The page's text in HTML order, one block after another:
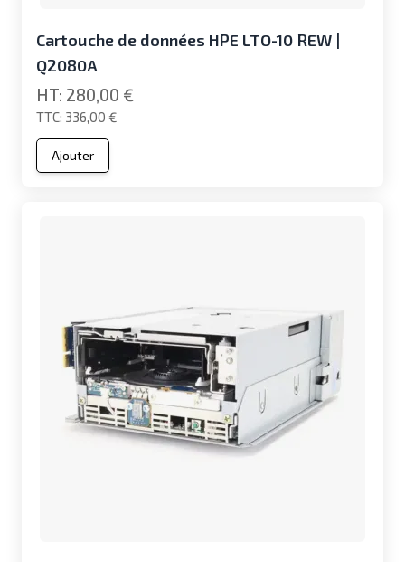
Cartouche de données HPE LTO-10 REW |
Q2080A
336,00 €
280,00 €
Ajouter